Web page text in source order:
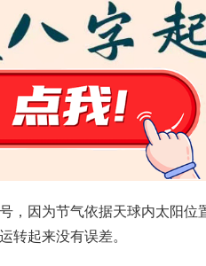
，因为节气依据天球内太阳位
转起来没有误差。